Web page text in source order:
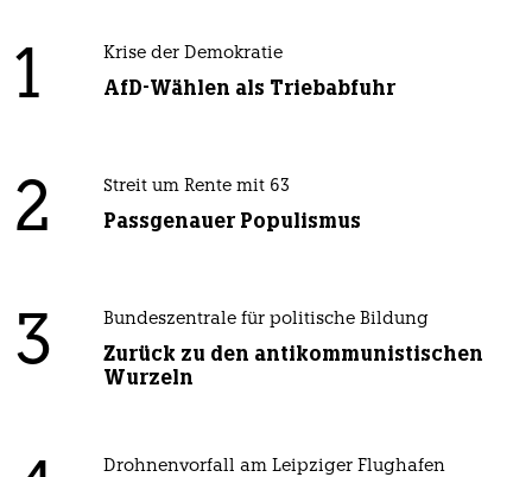
1 Krise der Demokratie
AfD-Wählen als Triebabfuhr
2 Streit um Rente mit 63
Passgenauer Populismus
3 Bundeszentrale für politische Bildung
Zurück zu den antikommunistischen
Wurzeln
Drohnenvorfall am Leipziger Flughafen